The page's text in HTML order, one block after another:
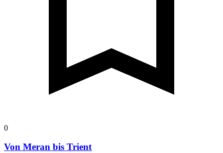
0
Von Meran bis Trient